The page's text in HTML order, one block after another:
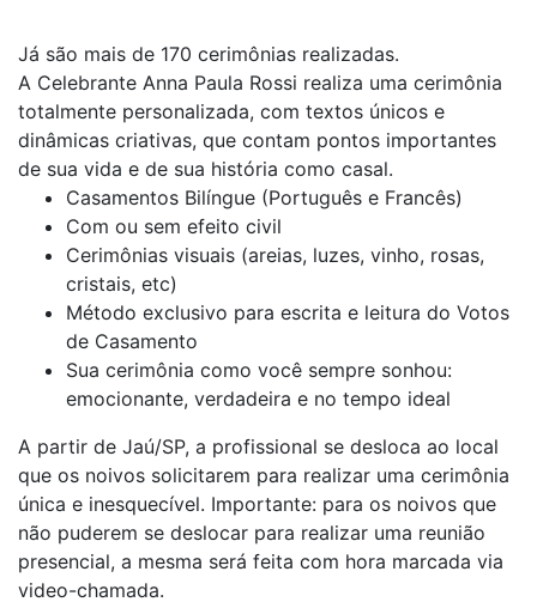
Já são mais de 170 cerimônias realizadas.
A Celebrante Anna Paula Rossi realiza uma cerimônia
totalmente personalizada, com textos únicos e
dinâmicas criativas, que contam pontos importantes
de sua vida e de sua história como casal.
Casamentos Bilíngue (Português e Francês)
Com ou sem efeito civil
Cerimônias visuais (areias, luzes, vinho, rosas,
cristais, etc)
Método exclusivo para escrita e leitura do Votos
de Casamento
Sua cerimônia como você sempre sonhou:
emocionante, verdadeira e no tempo ideal
A partir de Jaú/SP, a profissional se desloca ao local
que os noivos solicitarem para realizar uma cerimônia
única e inesquecível. Importante: para os noivos que
não puderem se deslocar para realizar uma reunião
presencial, a mesma será feita com hora marcada via
video-chamada.